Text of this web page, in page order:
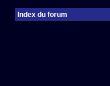
Index du forum